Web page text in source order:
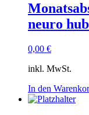
neuro
0,00 €
inkl. MwSt.
In den